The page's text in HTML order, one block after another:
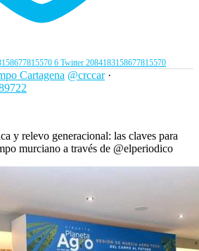
6 Twitter 2084183158677815570
Cartagena @crccar ·
y relevo generacional: las claves para
murciano a través de @elperiodico